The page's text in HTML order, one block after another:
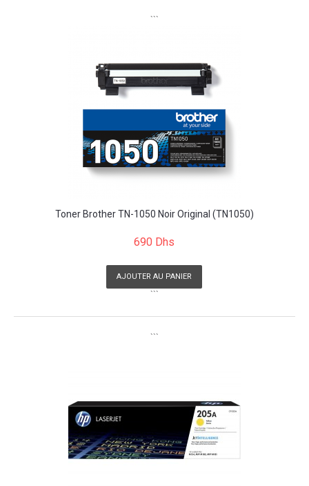
```
Toner Brother TN-1050 Noir Original (TN1050)
690 Dhs
AJOUTER AU PANIER
```
```